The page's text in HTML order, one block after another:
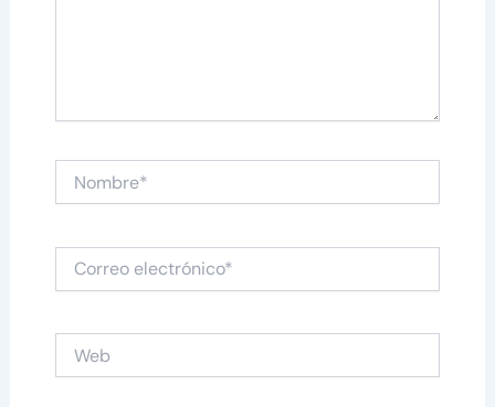
Correo
electrónico*